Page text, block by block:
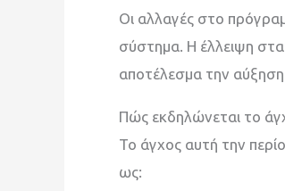
Οι αλλαγές στο
σύστημα. Η έλλειψη
αποτέλεσμα την
Πώς εκδηλώνεται το
Το άγχος αυτή την
ως: